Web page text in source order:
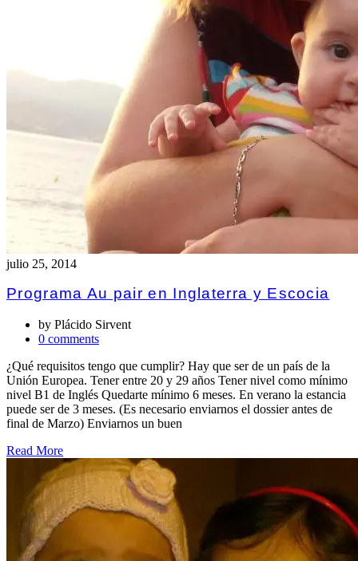
julio 25, 2014
Programa Au pair en Inglaterra y Escocia
by Plácido Sirvent
0 comments
¿Qué requisitos tengo que cumplir? Hay que ser de un país de la
Unión Europea. Tener entre 20 y 29 años Tener nivel como mínimo
nivel B1 de Inglés Quedarte mínimo 6 meses. En verano la estancia
puede ser de 3 meses. (Es necesario enviarnos el dossier antes de
final de Marzo) Enviarnos un buen
Read More